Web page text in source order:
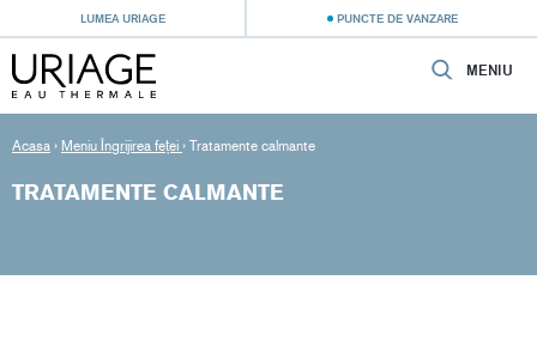
LUMEA URIAGE PUNCTE DE VANZARE
MENIU
Acasa › Meniu Îngrijirea feței › Tratamente calmante
TRATAMENTE CALMANTE